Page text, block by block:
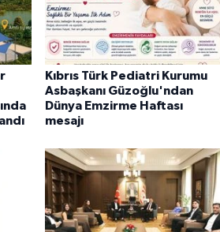
Kıbrıs Türk Pediatri Kurumu
Asbaşkanı Güzoğlu'ndan
Dünya Emzirme Haftası
mesajı